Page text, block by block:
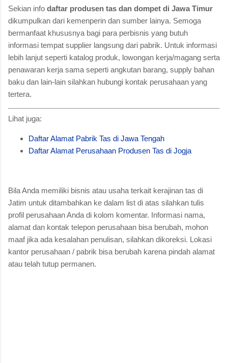
Sekian info daftar produsen tas dan dompet di Jawa Timur
dikumpulkan dari kemenperin dan sumber lainya. Semoga
bermanfaat khususnya bagi para perbisnis yang butuh
informasi tempat supplier langsung dari pabrik. Untuk informasi
lebih lanjut seperti katalog produk, lowongan kerja/magang serta
penawaran kerja sama seperti angkutan barang, supply bahan
baku dan lain-lain silahkan hubungi kontak perusahaan yang
tertera.
Lihat juga:
Daftar Alamat Pabrik Tas di Jawa Tengah
Daftar Alamat Perusahaan Produsen Tas di Jogja
Bila Anda memiliki bisnis atau usaha terkait kerajinan tas di
Jatim untuk ditambahkan ke dalam list di atas silahkan tulis
profil perusahaan Anda di kolom komentar. Informasi nama,
alamat dan kontak telepon perusahaan bisa berubah, mohon
maaf jika ada kesalahan penulisan, silahkan dikoreksi. Lokasi
kantor perusahaan / pabrik bisa berubah karena pindah alamat
atau telah tutup permanen.